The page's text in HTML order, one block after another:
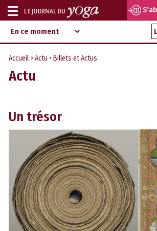
Aller
au
contenu
d‘information
indépendant
Afficher
ou
masquer
la
navigation
Accueil >Actu • Billets et Actus
Actu
Un trésor